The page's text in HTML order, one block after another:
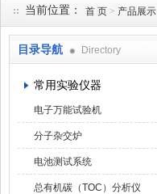
当前位置： 首 页 > 产品展示
目录导航 Directory
常用实验仪器
电子万能试验机
分子杂交炉
电池测试系统
总有机碳（TOC）分析仪